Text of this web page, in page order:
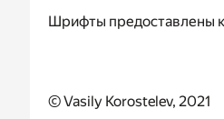
Шрифты предоставлены
© Vasily Korostelev, 2021